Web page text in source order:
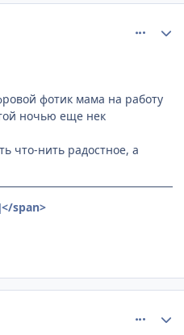
фотик мама на работу
ночью еще нек
что-нить радостное, а
</span>